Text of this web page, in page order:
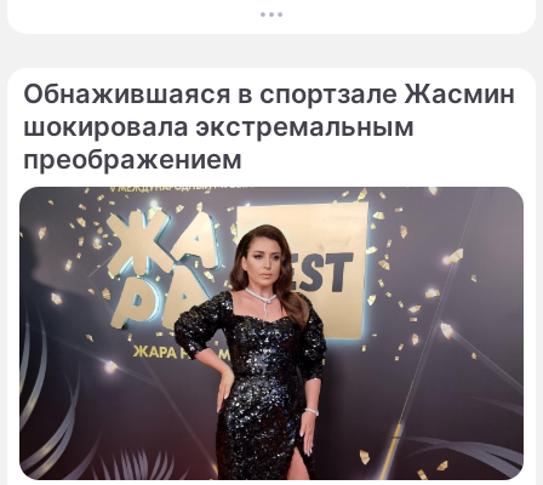
Обнажившаяся в спортзале Жасмин
шокировала экстремальным
преображением